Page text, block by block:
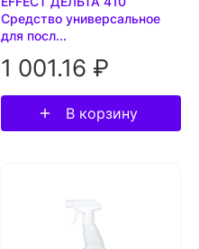
Средство универсальное
для посл...
1 001.16 ₽
В корзину